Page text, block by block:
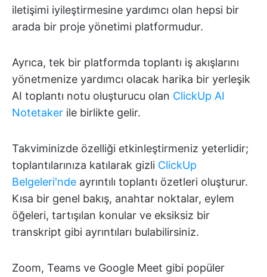
iletişimi iyileştirmesine yardımcı olan hepsi bir
arada bir proje yönetimi platformudur.
Ayrıca, tek bir platformda toplantı iş akışlarını
yönetmenize yardımcı olacak harika bir yerleşik
AI toplantı notu oluşturucu olan ClickUp AI
Notetaker ile birlikte gelir.
Takviminizde özelliği etkinleştirmeniz yeterlidir;
toplantılarınıza katılarak gizli ClickUp
Belgeleri'nde ayrıntılı toplantı özetleri oluşturur.
Kısa bir genel bakış, anahtar noktalar, eylem
öğeleri, tartışılan konular ve eksiksiz bir
transkript gibi ayrıntıları bulabilirsiniz.
Zoom, Teams ve Google Meet gibi popüler